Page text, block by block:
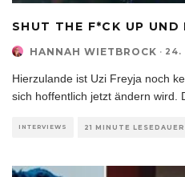
SHUT THE F*CK UP UND
HANNAH WIETBROCK · 24.
Hierzulande ist Uzi Freyja noch
sich hoffentlich jetzt ändern wird.
INTERVIEWS 21 MINUTE LESEDAUER